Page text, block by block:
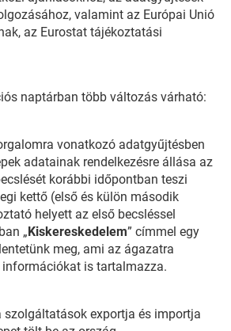
valamint az Európai Unió
az Eurostat tájékoztatási
naptárban több változás várható:
vonatkozó adatgyűjtésben
adatainak rendelkezésre állása az
korábbi időpontban teszi
kettő (első és külön második
helyett az első becsléssel
„Kiskereskedelem” címmel egy
meg, ami az ágazatra
is tartalmazza.
szolgáltatások exportja és importja